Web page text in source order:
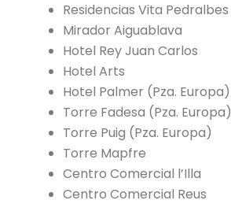
Residencias Vita Pedralbes
Mirador Aiguablava
Hotel ReyJuan Carlos
Hotel Arts
Hotel Palmer (Pza. Europa)
Torre Fadesa (Pza. Europa)
Torre Puig (Pza. Europa)
Torre Mapfre
Centro Comercial l’Illa
Centro Comercial Reus